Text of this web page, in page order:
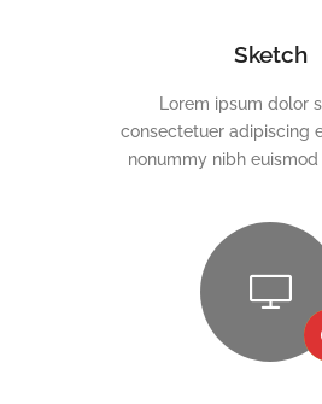
Sketch
Lorem ipsum dolor
consectetuer adipiscing
nonummy nibh